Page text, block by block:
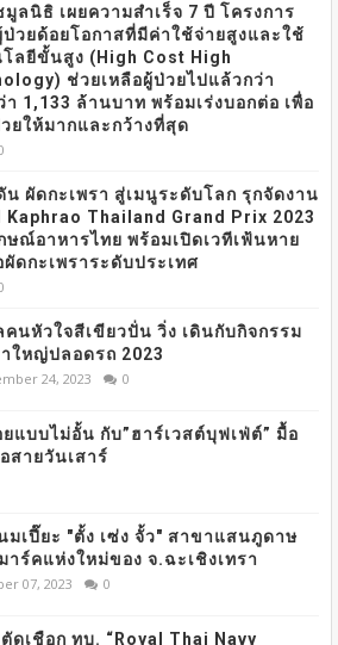
ลนิธิ เผยความสำเร็จ 7 ปี โครงการ
ป่วยด้อยโอกาสที่มีค่าใช้จ่ายสูงและใช้
โลยีขั้นสูง (High Cost High
ช่วยเหลือผู้ป่วยไปแล้วกว่า
า 1,133 ล้านบาท พร้อมเร่งบอกต่อ เพื่อ
ยให้มากและกว้างที่สุด
ผัดกะเพรา สู่เมนูระดับโลก รุกจัดงาน
Kaphrao Thailand Grand Prix 2023
ษณ์อาหารไทย พร้อมเปิดเวทีเฟ้นหาย
ผัดกะเพราระดับประเทศ
นหัวใจสีเขียวปั่น วิ่ง เดินกับกิจกรรม
าใหญ่ปลอดรถ 2023
24, 2023 0
แบบไม่อั้น กับ”ฮาร์เวสต์บุฟเฟ่ต์” มื้อ
สายวันเสาร์
มเปี๊ยะ "ตั้ง เซ่ง จั้ว" สาขาแสนภูดาษ
าร์คแห่งใหม่ของ จ.ฉะเชิงเทรา
07, 2023 0
ดเชือก ทบ. “Royal Thai Navy